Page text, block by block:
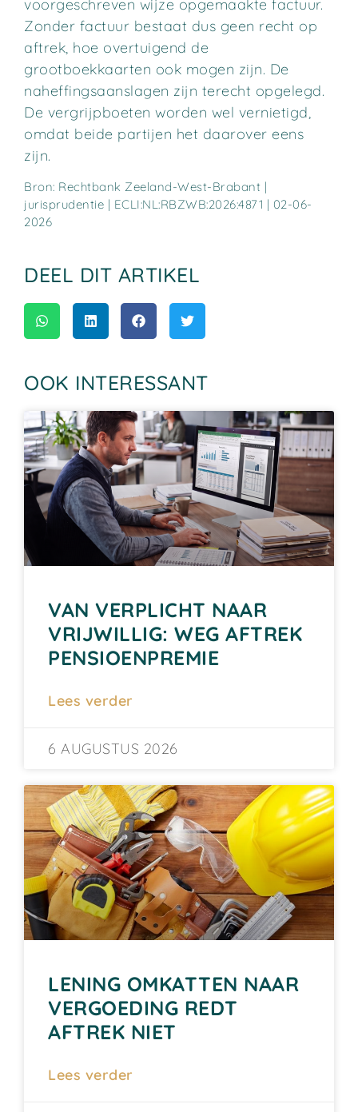
voorgeschreven wijze opgemaakte factuur.
Zonder factuur bestaat dus geen recht op
aftrek, hoe overtuigend de
grootboekkaarten ook mogen zijn. De
naheffingsaanslagen zijn terecht opgelegd.
De vergrijpboeten worden wel vernietigd,
omdat beide partijen het daarover eens
zijn.
Bron: Rechtbank Zeeland-West-Brabant |
jurisprudentie | ECLI:NL:RBZWB:2026:4871 | 02-06-
2026
DEEL DIT ARTIKEL
OOK INTERESSANT
VAN VERPLICHT NAAR
VRIJWILLIG: WEG AFTREK
PENSIOENPREMIE
Lees verder
6 AUGUSTUS 2026
LENING OMKATTEN NAAR
VERGOEDING REDT
AFTREK NIET
Lees verder